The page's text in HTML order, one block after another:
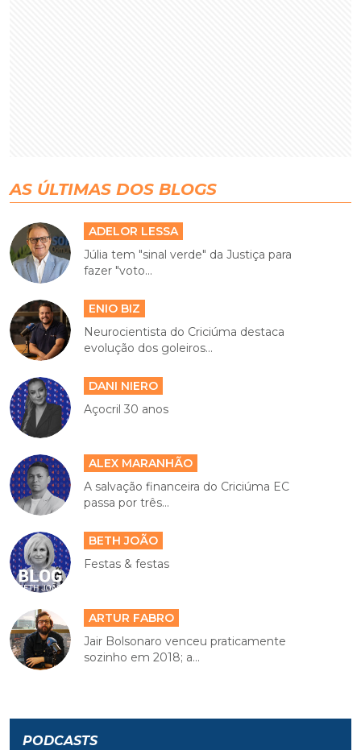
AS ÚLTIMAS DOS BLOGS
ADELOR LESSA
Júlia tem "sinal verde" da Justiça para
fazer "voto...
ENIO BIZ
Neurocientista do Criciúma destaca
evolução dos goleiros...
DANI NIERO
Açocril 30 anos
ALEX MARANHÃO
A salvação financeira do Criciúma EC
passa por três...
BETH JOÃO
Festas & festas
ARTUR FABRO
Jair Bolsonaro venceu praticamente
sozinho em 2018; a...
PODCASTS